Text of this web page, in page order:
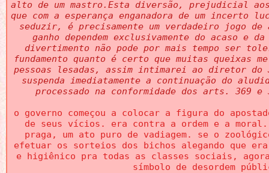
alto de um mastro.Esta diversão, prejudicial
que com a esperança enganadora de um incerto
seduzir, é precisamente um verdadeiro jogo
ganho dependem exclusivamente do acaso e
divertimento não pode por mais tempo ser
fundamento quanto é certo que muitas queixas
pessoas lesadas, assim intimarei ao diretor do
suspenda imediatamente a continuação do
processado na conformidade dos arts. 369
o governo começou a colocar a figura do
de seus vícios. era contra a ordem e a
praga, um ato puro de vadiagem. se o
efetuar os sorteios dos bichos alegando que
e higiênico pra todas as classes sociais,
símbolo de desordem